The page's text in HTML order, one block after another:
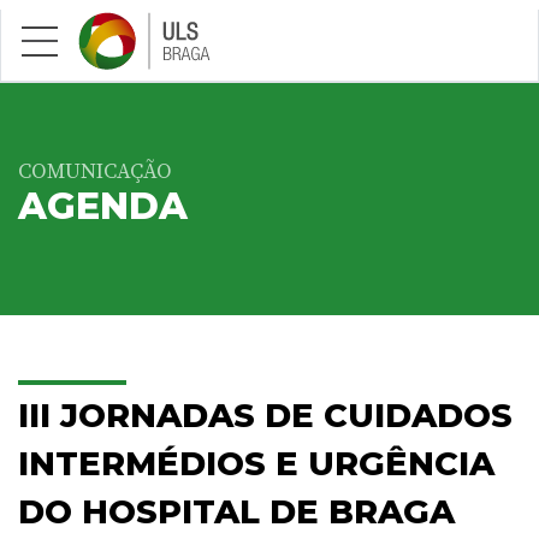
Saltar para conteúdo principal
COMUNICAÇÃO
AGENDA
III JORNADAS DE CUIDADOS
INTERMÉDIOS E URGÊNCIA
DO HOSPITAL DE BRAGA